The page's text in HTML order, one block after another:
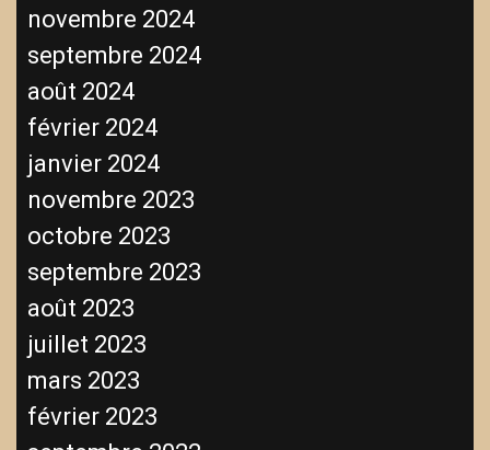
novembre 2024
septembre 2024
août 2024
février 2024
janvier 2024
novembre 2023
octobre 2023
septembre 2023
août 2023
juillet 2023
mars 2023
février 2023